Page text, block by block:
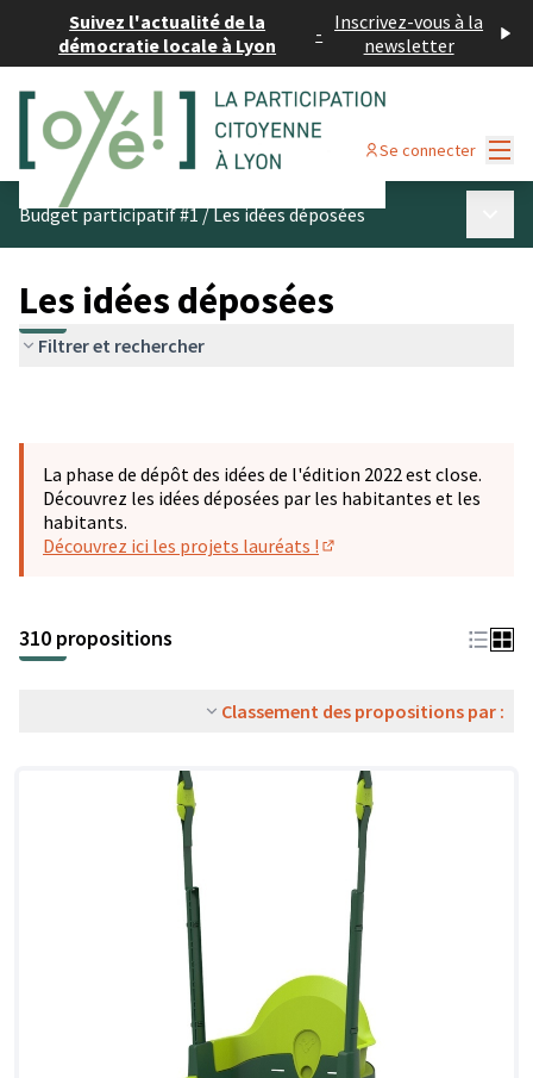
Suivez l'actualité de la
démocratie locale à Lyon
- Inscrivez-vous à la
newsletter
Se connecter
Budget participatif #1/Les idées déposées
Les idées déposées
Filtrer et rechercher
La phase de dépôt des idées de l'édition 2022 est close.
Découvrez les idées déposées par les habitantes et les
habitants.
Découvrez ici les projets lauréats !
310 propositions
Classement des propositions par :